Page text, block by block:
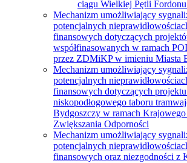
ciągu Wielkiej Pętli
Mechanizm umożliwiający
potencjalnych
finansowych dotyczących
współfinasowanych w ramach
przez ZDMiKP w imieniu Miasta
Mechanizm umożliwiający
potencjalnych
finansowych dotyczących
niskopodłogowego taboru
Bydgoszczy w ramach
Zwiększania Odporności
Mechanizm umożliwiający
potencjalnych
finansowych oraz niezgodności z